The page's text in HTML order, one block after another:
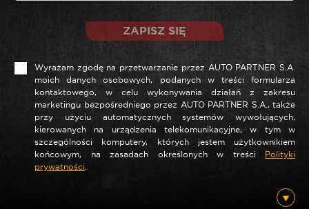
Nazwa*
ZAPISZ SIĘ
Wyrażam zgodę na przetwarzanie przez AUTO PARTNER S.A.
moich danych osobowych, podanych w treści formularza
kontaktowego, w celu wykonywania działań z zakresu
marketingu bezpośredniego przez AUTO PARTNER S.A., także
przy użyciu automatycznych systemów wywołujących,
kierowanych na urządzenia telekomunikacyjne, w tym w
szczególności komputery, których jestem użytkownikiem
końcowym, na zasadach określonych w treści Polityki
prywatności.